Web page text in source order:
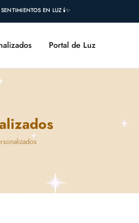
EN LUZ 🕯️✨
Portal de Luz